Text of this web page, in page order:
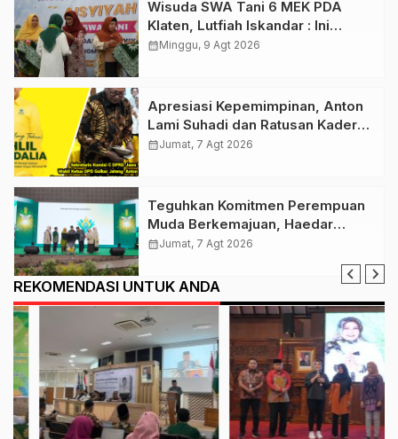
Wisuda SWA Tani 6 MEK PDA
Klaten, Lutfiah Iskandar : Ini
Menguatkan Gerakan Lumbung
calendar_monthMinggu, 9 Agt 2026
Apresiasi Kepemimpinan, Anton
Lami Suhadi dan Ratusan Kader
Golkar Klaten Ikut Rayakan Ultah
calendar_monthJumat, 7 Agt 2026
Teguhkan Komitmen Perempuan
Muda Berkemajuan, Haedar
Nashir Buka Muktamar ke-15
calendar_monthJumat, 7 Agt 2026
REKOMENDASI UNTUK ANDA